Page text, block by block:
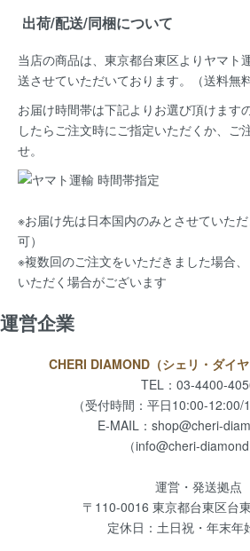
出荷/配送/同梱について
当店の商品は、 東京都台東区よりヤマト
送させていただいております。（送料無料
お届け時間帯は下記よりお選び頂けます
したらご注文時にご指定いただくか、ご
せ。
※お届け先は日本国内のみとさせていた
可）
※複数回のご注文をいただきました場合
いただく場合がございます
運営企業
CHERI DIAMOND（シェリ・ダイヤ
TEL：03-4400-
（受付時間：平日10:00-12:00/
E-MAIL： shop@cheri-
（info@cheri-
運営・発送拠点
〒110-0016 東京都台東区台
定休日：土日祝・年末年